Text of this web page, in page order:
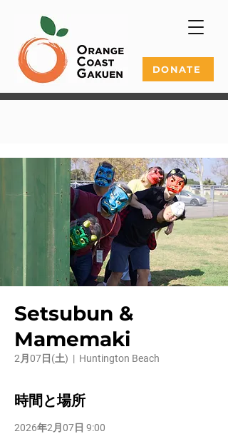
DONATE
Setsubun &
Mamemaki
2月07日(土)
  |
Huntington Beach
時間と場所
2026年2月07日 9:00